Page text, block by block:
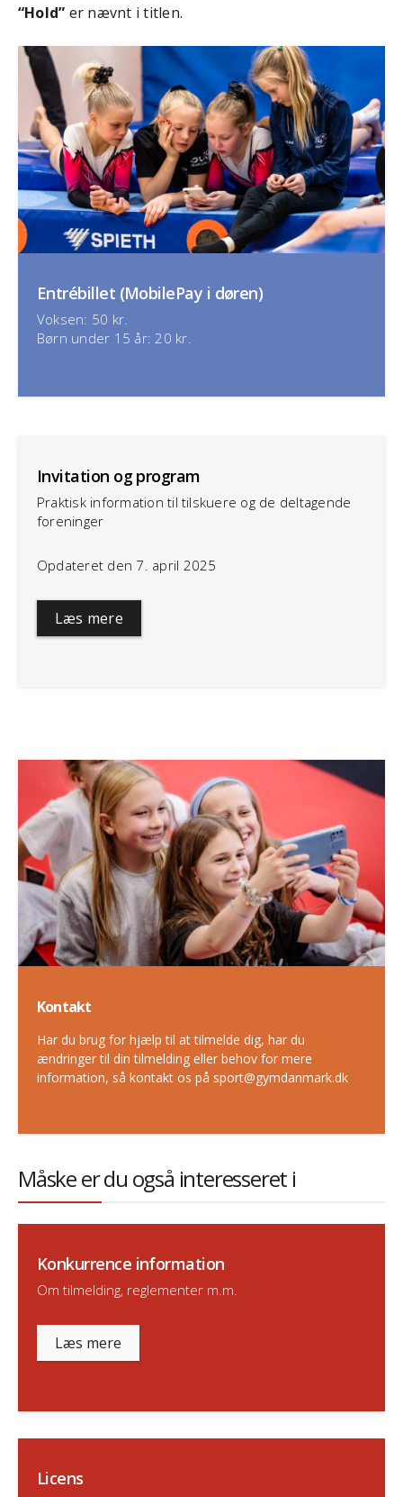
“Hold” er nævnt i titlen.
Entrébillet (MobilePay i døren)
Voksen: 50 kr.
Børn under 15 år: 20 kr.
Invitation og program
Praktisk information til tilskuere og de deltagende
foreninger
Opdateret den 7. april 2025
Læs mere
Kontakt
Har du brug for hjælp til at tilmelde dig, har du
ændringer til din tilmelding eller behov for mere
information, så kontakt os på sport@gymdanmark.dk
Måske er du også interesseret i
Konkurrence information
Om tilmelding, reglementer m.m.
Læs mere
Licens